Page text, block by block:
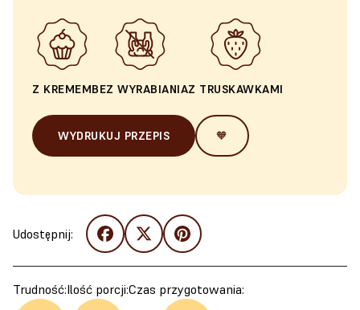
Z KREMEMBEZ WYRABIANIAZ TRUSKAWKAMI
WYDRUKUJ PRZEPIS 🧡
Udostępnij:
Trudność:Ilość porcji:Czas przygotowania: